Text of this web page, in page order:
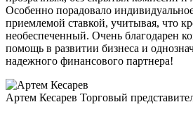
Особенно порадовало
приемлемой ставкой, учитывая, что
необеспеченный. Очень благодарен
помощь в развитии бизнеса и
надежного финансового партнера!
Артем Кесарев Торговый